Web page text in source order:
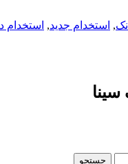
, استخدام جدید, استخدام
سینا